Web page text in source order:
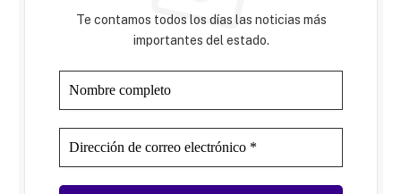
Te contamos todos los días las noticias más
importantes del estado.